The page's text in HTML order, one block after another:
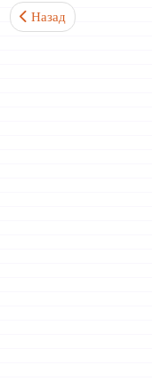
Предыдущий: Лодка
Назад